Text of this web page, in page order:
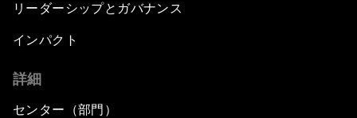
リーダーシップとガバナンス
インパクト
詳細
センター（部門）